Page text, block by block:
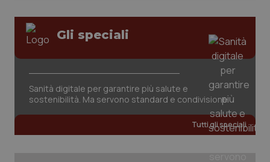
Salute orale & impianti
Sangue & coagulazione
Tiroide
Tumore al seno
Tumore ovarico
Gli speciali
Sanità digitale per garantire più salute e
sostenibilità. Ma servono standard e condivisione
Tutti gli speciali